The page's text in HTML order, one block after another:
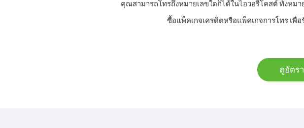
คุณสามารถโทรถึงหมายเลขใดก็ได้ในไอวอรี่โคสต์ ทั้งหม
ซื้อแพ็คเกจเครดิตหรือแพ็คเกจการโทร เ
ดูอัตร